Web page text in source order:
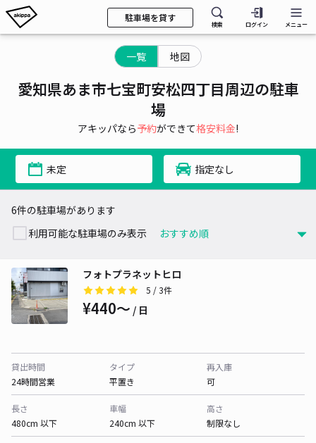
駐車場を貸す
検索 ログイン メニュー
一覧 地図
愛知県あま市七宝町安松四丁目周辺の駐車
場
アキッパなら予約ができて格安料金!
未定 指定なし
6件の駐車場があります
利用可能な駐車場のみ表示
フォトプラネットヒロ
5 / 3件
¥440〜 / 日
貸出時間
24時間営業
タイプ
平置き
再入庫
可
長さ
480cm 以下
車幅
240cm 以下
高さ
制限なし